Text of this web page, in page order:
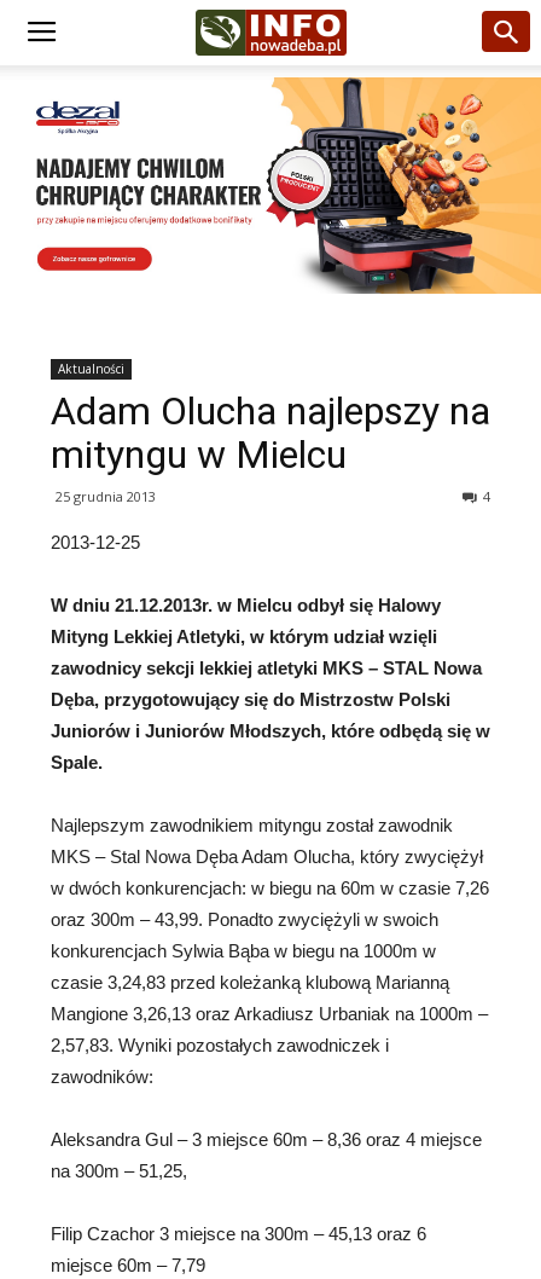
Aktualności
Adam Olucha najlepszy na
mityngu w Mielcu
25 grudnia 2013 4
2013-12-25
W dniu 21.12.2013r. w Mielcu odbył się Halowy
Mityng Lekkiej Atletyki, w którym udział wzięli
zawodnicy sekcji lekkiej atletyki MKS – STAL Nowa
Dęba, przygotowujący się do Mistrzostw Polski
Juniorów i Juniorów Młodszych, które odbędą się w
Spale.
Najlepszym zawodnikiem mityngu został zawodnik
MKS – Stal Nowa Dęba Adam Olucha, który zwyciężył
w dwóch konkurencjach: w biegu na 60m w czasie 7,26
oraz 300m – 43,99. Ponadto zwyciężyli w swoich
konkurencjach Sylwia Bąba w biegu na 1000m w
czasie 3,24,83 przed koleżanką klubową Marianną
Mangione 3,26,13 oraz Arkadiusz Urbaniak na 1000m –
2,57,83. Wyniki pozostałych zawodniczek i
zawodników:
Aleksandra Gul – 3 miejsce 60m – 8,36 oraz 4 miejsce
na 300m – 51,25,
Filip Czachor 3 miejsce na 300m – 45,13 oraz 6
miejsce 60m – 7,79